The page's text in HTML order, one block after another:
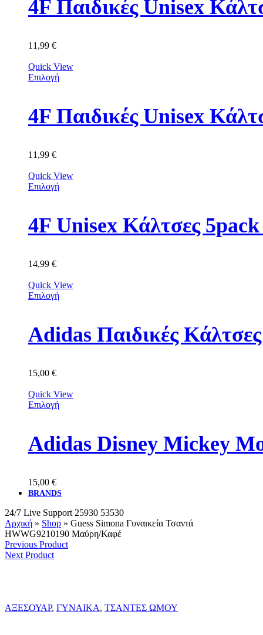
11,99 €
Quick View
Επιλογή
4F Παιδικές Unisex
11,99 €
Quick View
Επιλογή
4F Unisex Κάλτσες
14,99 €
Quick View
Επιλογή
Adidas Παιδικές
15,00 €
Quick View
Επιλογή
Adidas Disney Mickey
15,00 €
BRANDS
24/7 Live Support 25930 53530
Αρχική » Shop » Guess Simona Γυναικεία Τσαντά
HWWG9210190 Μαύρη/Καφέ
Previous Product
Next Product
ΑΞΕΣΟΥΑΡ, ΓΥΝΑΙΚΑ, ΤΣΑΝΤΕΣ ΩΜΟΥ